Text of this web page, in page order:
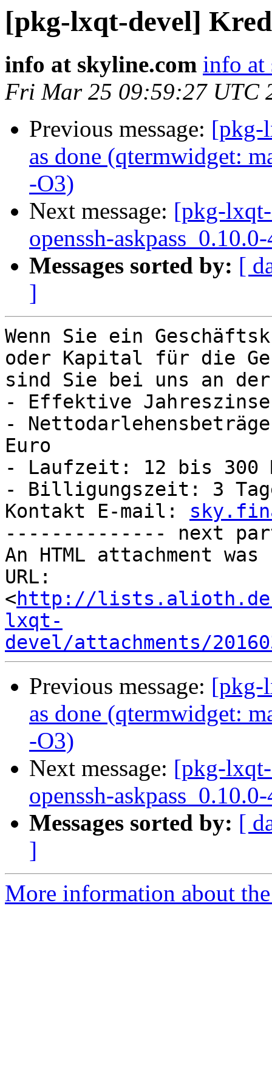
[pkg-lxqt-devel]
info at skyline.com info at
Fri Mar 25 09:59:27 UTC
Previous message: [pkg-
as done (qtermwidget:
-O3)
Next message: [pkg-
openssh-
Messages sorted by: [
]
Wenn Sie ein
oder Kapital für die
sind Sie bei uns an
- Effektive
-
Euro
- Laufzeit: 12 bis 300
- Billigungszeit: 3
Kontakt E-mail:
-------------- next
An HTML attachment
URL:
<http://
lxqt-
devel/attachments/
Previous message: [pkg-
as done (qtermwidget:
-O3)
Next message: [pkg-
openssh-
Messages sorted by: [
]
More information about